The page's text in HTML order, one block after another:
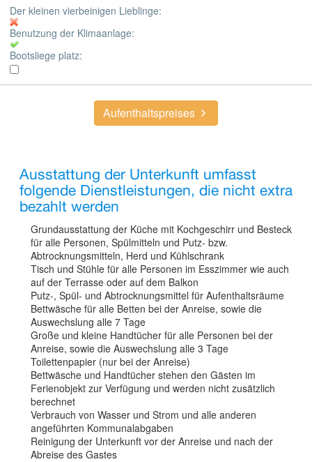
Der kleinen vierbeinigen Lieblinge:
Benutzung der Klimaanlage:
Bootsliege platz:
Aufenthaltspreises
Ausstattung der Unterkunft umfasst
folgende Dienstleistungen, die nicht extra
bezahlt werden
Grundausstattung der Küche mit Kochgeschirr und Besteck
für alle Personen, Spülmitteln und Putz- bzw.
Abtrocknungsmitteln, Herd und Kühlschrank
Tisch und Stühle für alle Personen im Esszimmer wie auch
auf der Terrasse oder auf dem Balkon
Putz-, Spül- und Abtrocknungsmittel für Aufenthaltsräume
Bettwäsche für alle Betten bei der Anreise, sowie die
Auswechslung alle 7 Tage
Große und kleine Handtücher für alle Personen bei der
Anreise, sowie die Auswechslung alle 3 Tage
Toilettenpapier (nur bei der Anreise)
Bettwäsche und Handtücher stehen den Gästen im
Ferienobjekt zur Verfügung und werden nicht zusätzlich
berechnet
Verbrauch von Wasser und Strom und alle anderen
angeführten Kommunalabgaben
Reinigung der Unterkunft vor der Anreise und nach der
Abreise des Gastes